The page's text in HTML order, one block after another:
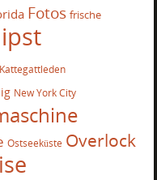
Fotos frische
Kattegattleden
New York City
Ostseeküste Overlock